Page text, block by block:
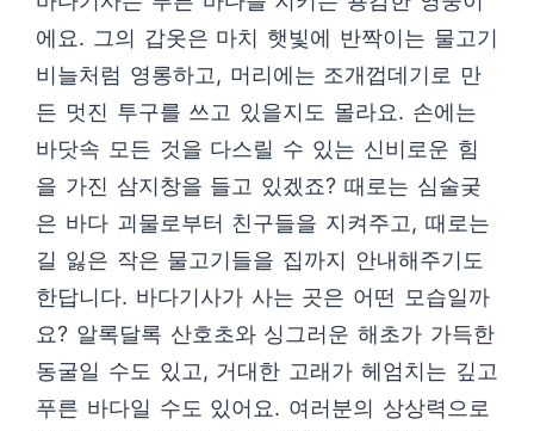
에요. 그의 갑옷은 마치 햇빛에 반짝이는 물고기
비늘처럼 영롱하고, 머리에는 조개껍데기로 만
든 멋진 투구를 쓰고 있을지도 몰라요. 손에는
바닷속 모든 것을 다스릴 수 있는 신비로운 힘
을 가진 삼지창을 들고 있겠죠? 때로는 심술궂
은 바다 괴물로부터 친구들을 지켜주고, 때로는
길 잃은 작은 물고기들을 집까지 안내해주기도
한답니다. 바다기사가 사는 곳은 어떤 모습일까
요? 알록달록 산호초와 싱그러운 해초가 가득한
동굴일 수도 있고, 거대한 고래가 헤엄치는 깊고
푸른 바다일 수도 있어요. 여러분의 상상력으로